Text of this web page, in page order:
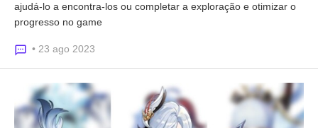
ajudá-lo a encontra-los ou completar a exploração e otimizar o
progresso no game
• 23 ago 2023